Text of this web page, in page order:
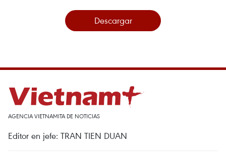
Descargar
AGENCIA VIETNAMITA DE NOTICIAS
Editor en jefe: TRAN TIEN DUAN